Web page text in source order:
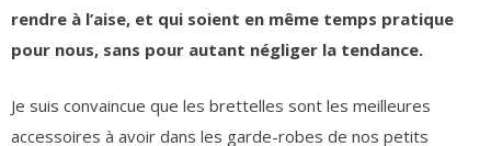
rendre à l’aise, et qui soient en même temps pratique
pour nous, sans pour autant négliger la tendance.
Je suis convaincue que les brettelles sont les meilleures
accessoires à avoir dans les garde-robes de nos petits